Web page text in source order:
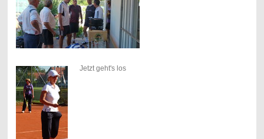
Jetzt geht's los